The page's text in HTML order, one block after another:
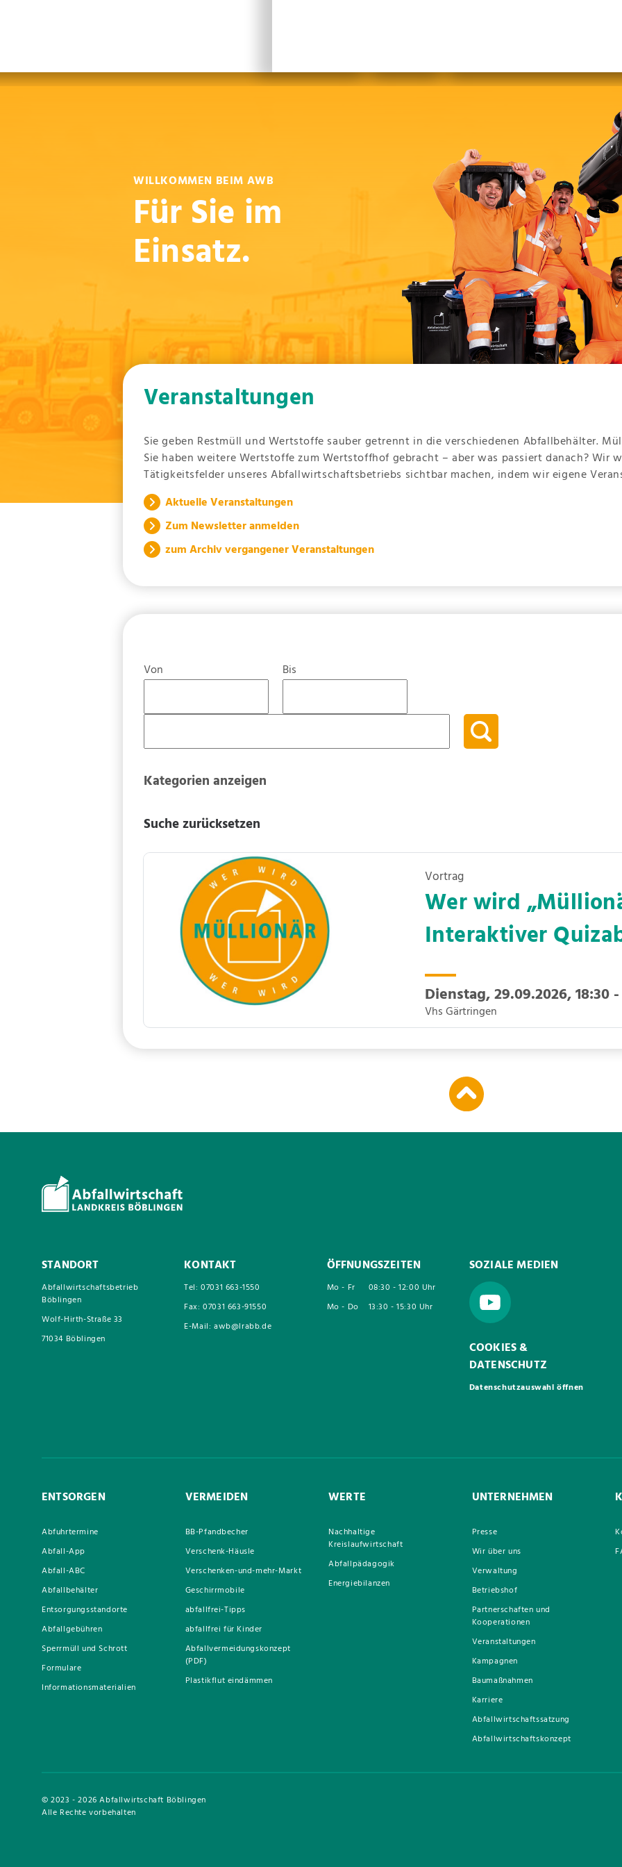
WILLKOMMEN BEIM AWB
Für Sie im
Einsatz.
Veranstaltungen
Sie geben Restmüll und Wertstoffe sauber getrennt in die verschiedenen Abfallbehälter.
Sie haben weitere Wertstoffe zum Wertstoffhof gebracht – aber was passiert danach? Wir
Tätigkeitsfelder unseres Abfallwirtschaftsbetriebs sichtbar machen, indem wir eigene
Aktuelle Veranstaltungen
Zum Newsletter anmelden
zum Archiv vergangener Veranstaltungen
Von Bis
Kategorien anzeigen
Suche zurücksetzen
Vortrag
Wer wird
Interaktiver
Dienstag, 29.09.2026,18:30
Vhs Gärtringen
STANDORT
Abfallwirtschaftsbetrieb
Böblingen
Wolf-Hirth-Straße 33
71034 Böblingen
KONTAKT
Tel: 07031 663-1550
Fax: 07031 663-91550
E-Mail: awb@lrabb.de
ÖFFNUNGSZEITEN
Mo - Fr
08:30 - 12:00 Uhr
Mo - Do
13:30 - 15:30 Uhr
SOZIALE MEDIEN
COOKIES &
DATENSCHUTZ
Datenschutzauswahl öffnen
ENTSORGEN
Abfuhrtermine
Abfall-App
Abfall-ABC
Abfallbehälter
Entsorgungsstandorte
Abfallgebühren
Sperrmüll und Schrott
Formulare
Informationsmaterialien
VERMEIDEN
BB-Pfandbecher
Verschenk-Häusle
Verschenken-und-mehr-Markt
Geschirrmobile
abfallfrei-Tipps
abfallfrei für Kinder
Abfallvermeidungskonzept
(PDF)
Plastikflut eindämmen
WERTE
Nachhaltige
Kreislaufwirtschaft
Abfallpädagogik
Energiebilanzen
UNTERNEHMEN
Presse
Wir über uns
Verwaltung
Betriebshof
Partnerschaften und
Kooperationen
Veranstaltungen
Kampagnen
Baumaßnahmen
Karriere
Abfallwirtschaftssatzung
Abfallwirtschaftskonzept
© 2023 - 2026 Abfallwirtschaft Böblingen
Alle Rechte vorbehalten